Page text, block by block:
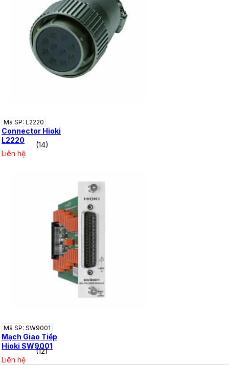
Mã SP: L2220
Connector Hioki
L2220
(14)
Liên hệ
Mã SP: SW9001
Mạch Giao Tiếp
Hioki SW9001
(12)
Liên hệ